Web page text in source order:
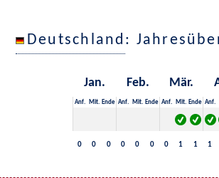
Deutschland :
Jan. Feb. Mär.
Anf. Mit. Ende Anf. Mit. Ende Anf. Mit. Ende Anf.
0 0 0 0 0 0 0 1 1 1